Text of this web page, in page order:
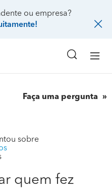
ou empresa?
Faça uma pergunta
sobre
quem fez